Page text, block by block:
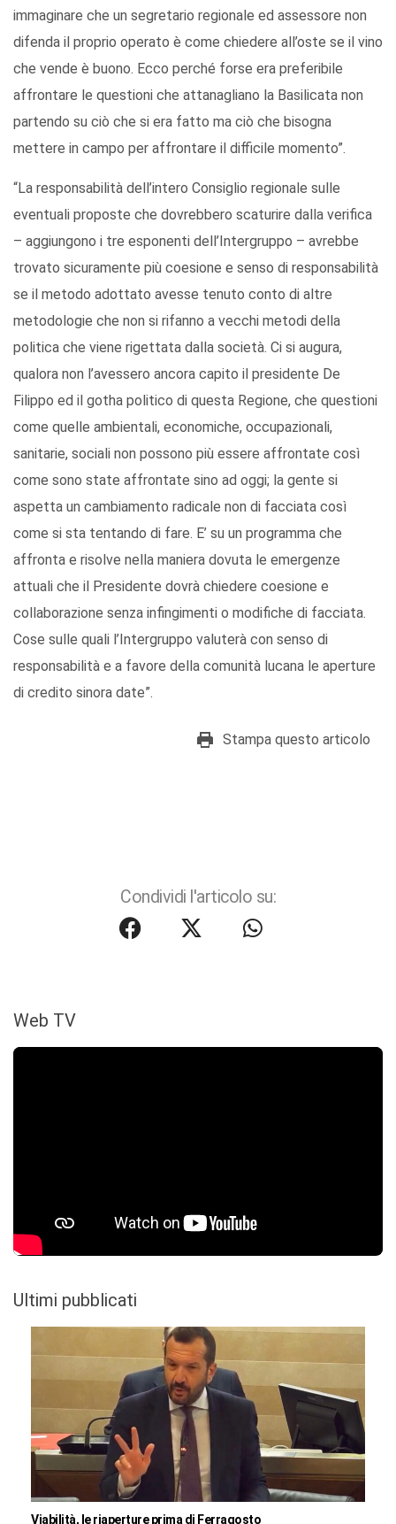
immaginare che un segretario regionale ed assessore non
difenda il proprio operato è come chiedere all’oste se il vino
che vende è buono. Ecco perché forse era preferibile
affrontare le questioni che attanagliano la Basilicata non
partendo su ciò che si era fatto ma ciò che bisogna
mettere in campo per affrontare il difficile momento”.
“La responsabilità dell’intero Consiglio regionale sulle
eventuali proposte che dovrebbero scaturire dalla verifica
– aggiungono i tre esponenti dell’Intergruppo – avrebbe
trovato sicuramente più coesione e senso di responsabilità
se il metodo adottato avesse tenuto conto di altre
metodologie che non si rifanno a vecchi metodi della
politica che viene rigettata dalla società. Ci si augura,
qualora non l’avessero ancora capito il presidente De
Filippo ed il gotha politico di questa Regione, che questioni
come quelle ambientali, economiche, occupazionali,
sanitarie, sociali non possono più essere affrontate così
come sono state affrontate sino ad oggi; la gente si
aspetta un cambiamento radicale non di facciata così
come si sta tentando di fare. E’ su un programma che
affronta e risolve nella maniera dovuta le emergenze
attuali che il Presidente dovrà chiedere coesione e
collaborazione senza infingimenti o modifiche di facciata.
Cose sulle quali l’Intergruppo valuterà con senso di
responsabilità e a favore della comunità lucana le aperture
di credito sinora date”.
Stampa questo articolo
Condividi l'articolo su:
Web TV
Ultimi pubblicati
Viabilità, le riaperture prima di Ferragosto